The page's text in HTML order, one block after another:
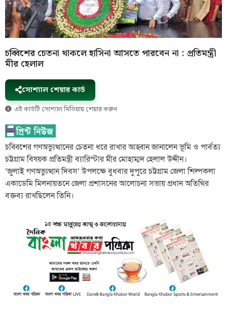
চব্বিশের চেতনা থাকলে হাসিনা আসতে পারবেন না : প্রতিমন্ত্রী
মীর হেলাল
সোশ্যাল শেয়ার কার্ড
এই কার্ডটি সোশ্যাল মিডিয়ায় শেয়ার করুন
চব্বিশের গণঅভ্যুত্থানের চেতনা ধরে রাখার আহ্বান জানালেন ভূমি ও পার্বত্য
চট্টগ্রাম বিষয়ক প্রতিমন্ত্রী ব্যারিস্টার মীর মোহাম্মদ হেলাল উদ্দীন।
‘জুলাই গণঅভ্যুত্থান দিবস’ উপলক্ষে বুধবার দুপুরে চট্টগ্রাম জেলা শিল্পকলা
একাডেমি মিলনায়তনে জেলা প্রশাসনের আলোচনা সভায় প্রধান অতিথির
বক্তব্য রাখছিলেন তিনি।